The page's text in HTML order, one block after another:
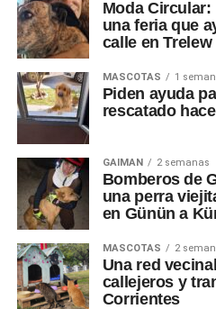
Moda
una feria que
calle en Trelew
MASCOTAS 1
Piden ayuda
rescatado
GAIMAN 2 semanas
Bomberos de
una perra
en Günün a
MASCOTAS 2
Una red
callejeros y
Corrientes